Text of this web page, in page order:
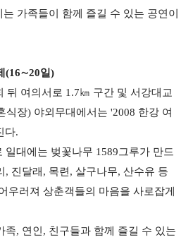
가족들이 함께 즐길 수 있는 공연이
(16∼20일)
뒤 여의서로 1.7㎞ 구간 및 서강대교
식장) 야외무대에서는 '2008 한강 여
다.
일대에는 벚꽃나무 1589그루가 만드
, 진달래, 목련, 살구나무, 산수유 등
우러져 상춘객들의 마음을 사로잡게
족, 연인, 친구들과 함께 즐길 수 있는